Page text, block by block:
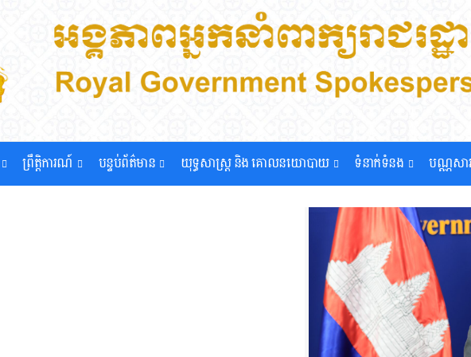
ព្រឹត្តិការណ៍ បន្ទប់ព័ត៌មាន យុទ្ធសាស្រ្ត និង គោលនយោបាយ ទំនាក់ទំនង បណ្ណសា